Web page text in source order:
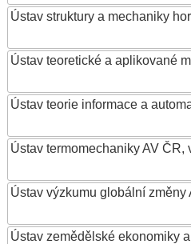
Ústav struktury a mechaniky
Ústav teoretické a aplikované
Ústav teorie informace a
Ústav termomechaniky AV ČR,
Ústav výzkumu globální změny
Ústav zemědělské ekonomiky